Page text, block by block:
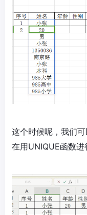
这个时候呢，我们
在用UNIQUE函数进